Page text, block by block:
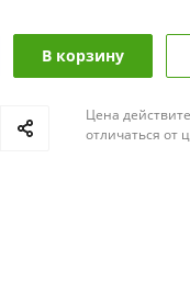
В корзину
Цена
отличаться от